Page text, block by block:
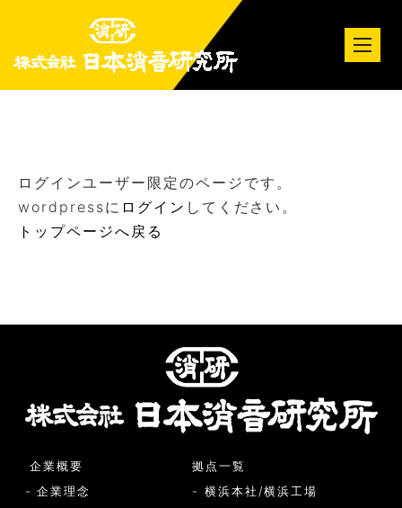
ログインユーザー限定のページです。
wordpressに ログイン してください。
トップページへ戻る
企業概要
- 企業理念
拠点一覧
- 横浜本社/横浜工場